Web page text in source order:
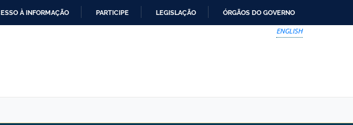
À INFORMAÇÃO PARTICIPE LEGISLAÇÃO ÓRGÃOS DO GOVERNO
ENGLISH